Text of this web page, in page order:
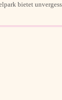
bietet